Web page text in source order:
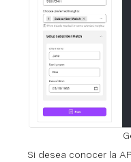
Si desea conocer la